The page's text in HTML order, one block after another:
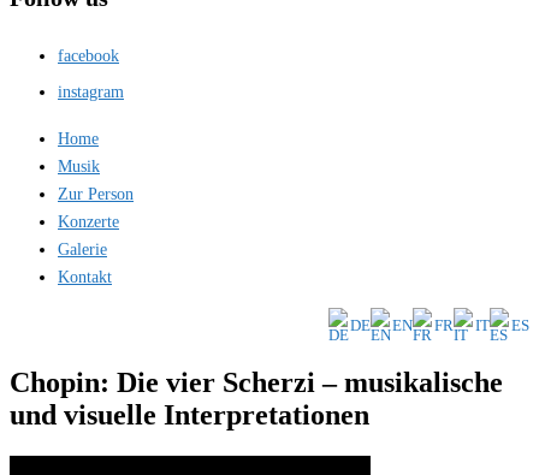
facebook
instagram
Home
Musik
Zur Person
Konzerte
Galerie
Kontakt
DE EN FR IT ES
Chopin: Die vier Scherzi – musikalische
und visuelle Interpretationen